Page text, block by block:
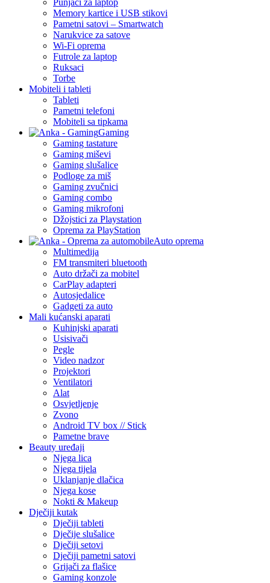
Punjači za laptop
Memory kartice i USB stikovi
Pametni satovi – Smartwatch
Narukvice za satove
Wi-Fi oprema
Futrole za laptop
Ruksaci
Torbe
Mobiteli i tableti
Tableti
Pametni telefoni
Mobiteli sa tipkama
Gaming
Gaming tastature
Gaming miševi
Gaming slušalice
Podloge za miš
Gaming zvučnici
Gaming combo
Gaming mikrofoni
Džojstici za Playstation
Oprema za PlayStation
Auto oprema
Multimedija
FM transmiteri bluetooth
Auto držači za mobitel
CarPlay adapteri
Autosjedalice
Gadgeti za auto
Mali kućanski aparati
Kuhinjski aparati
Usisivači
Pegle
Video nadzor
Projektori
Ventilatori
Alat
Osvjetljenje
Zvono
Android TV box // Stick
Pametne brave
Beauty uređaji
Njega lica
Njega tijela
Uklanjanje dlačica
Njega kose
Nokti & Makeup
Dječiji kutak
Dječiji tableti
Dječije slušalice
Dječiji setovi
Dječiji pametni satovi
Grijači za flašice
Gaming konzole